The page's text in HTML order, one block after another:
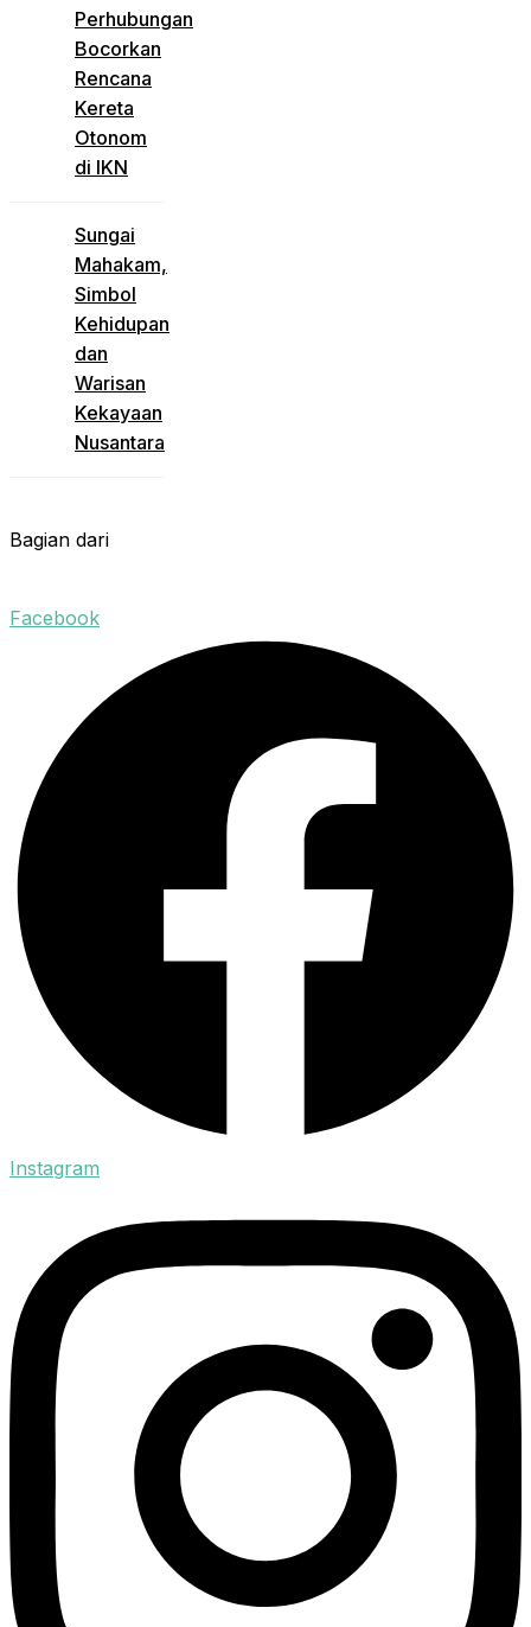
Perhubungan
Bocorkan
Rencana
Kereta
Otonom
di IKN
Sungai
Mahakam,
Simbol
Kehidupan
dan
Warisan
Kekayaan
Nusantara
Bagian dari
Facebook
Instagram